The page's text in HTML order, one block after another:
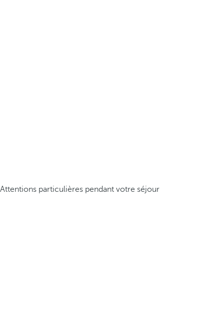
Attentions particulières pendant votre séjour